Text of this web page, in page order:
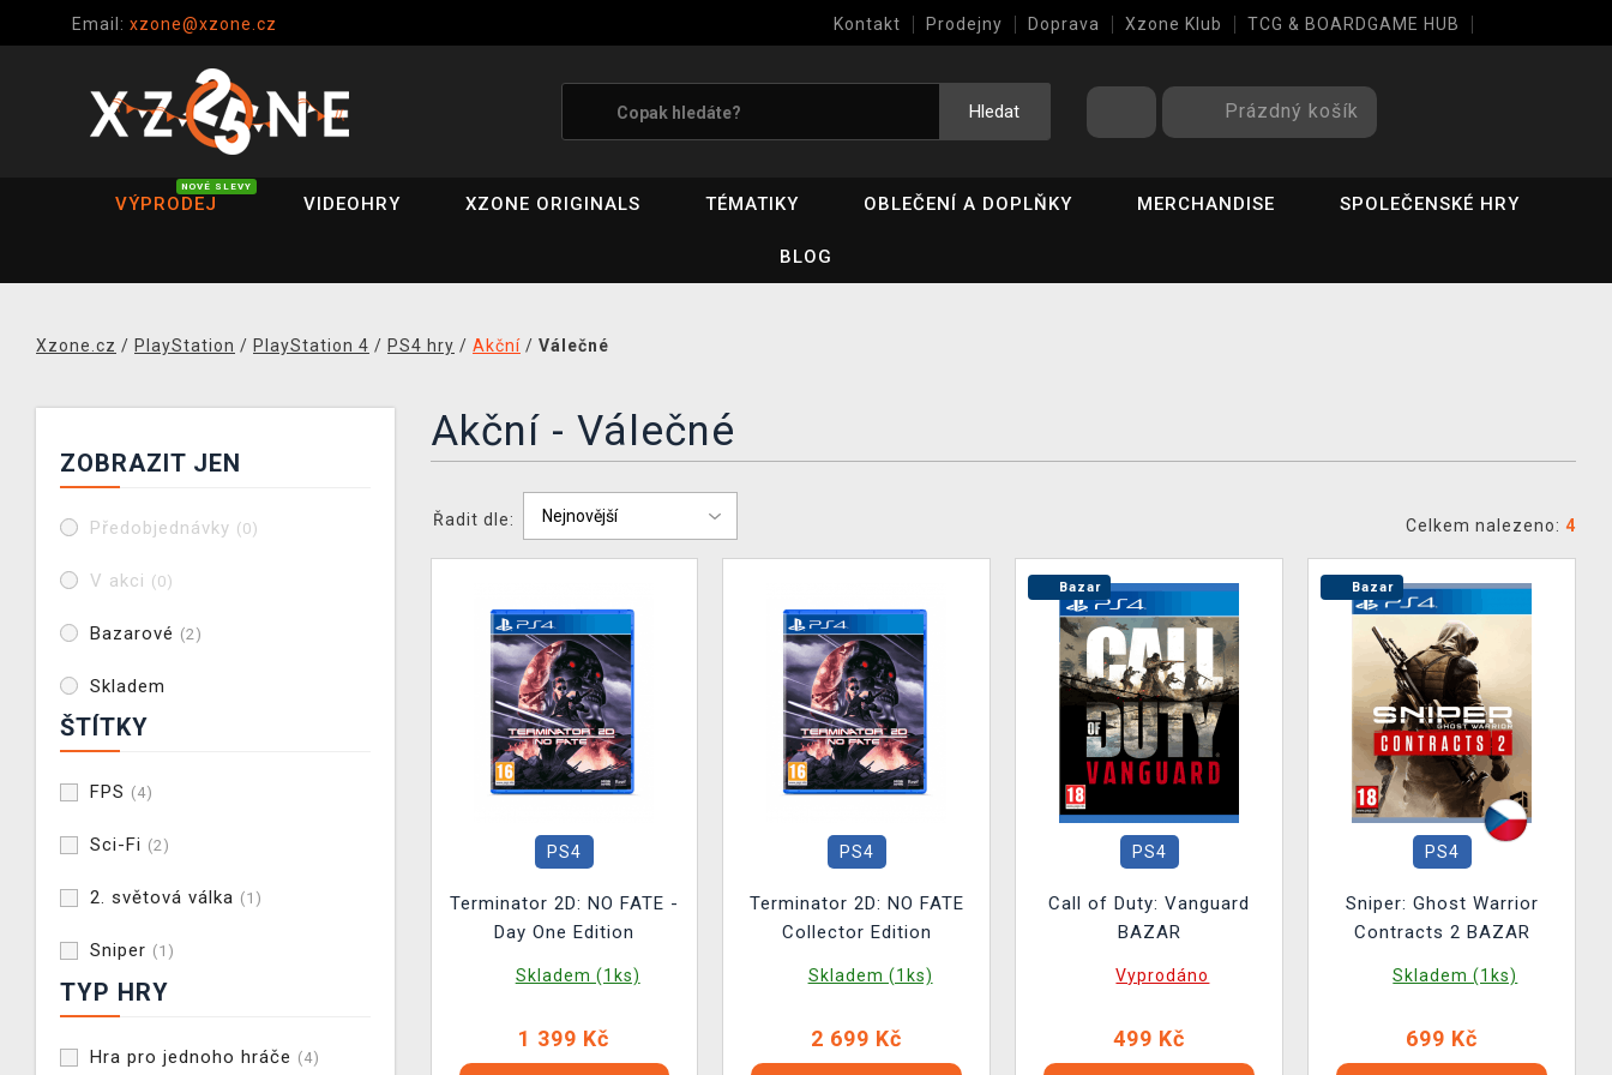
Email: xzone@xzone.cz Kontakt Prodejny Doprava Xzone Klub TCG & BOARDGAME HUB
Hledat Prázdný košík
VÝPRODEJ
NOVÉ SLEVY
VIDEOHRY XZONE ORIGINALS TÉMATIKY OBLEČENÍ A DOPLŇKY MERCHANDISE SPOLEČENSKÉ HRY
BLOG
Xzone.cz / PlayStation / PlayStation 4 / PS4 hry / Akční / Válečné
ZOBRAZIT JEN
Předobjednávky (0)
V akci (0)
Bazarové (2)
Skladem
ŠTÍTKY
FPS (4)
Sci-Fi (2)
2. světová válka (1)
Sniper (1)
TYP HRY
Hra pro jednoho hráče (4)
Akční - Válečné
Řadit dle: Celkem nalezeno: 4
PS4
Terminator 2D: NO FATE -
Day One Edition
Skladem (1ks)
1 399 Kč
PS4
Terminator 2D: NO FATE
Collector Edition
Skladem (1ks)
2 699 Kč
Bazar
PS4
Call of Duty: Vanguard
BAZAR
Vyprodáno
499 Kč
Bazar
PS4
Sniper: Ghost Warrior
Contracts 2 BAZAR
Skladem (1ks)
699 Kč